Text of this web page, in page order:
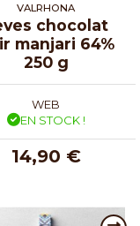
VALRHONA
chocolat
manjari 64%
250 g
WEB
EN STOCK !
14,90 €